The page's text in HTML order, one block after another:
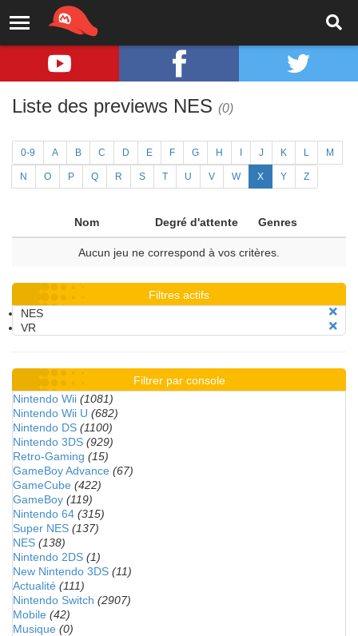
Liste des previews NES (0)
0-9 A B C D E F G H J K L M
N O P Q R S T U V W X Y Z
Nom Degré d'attente Genres
Aucun jeu ne correspond à vos critères.
Filtres actifs
NES
VR
Filtrer par console
Nintendo Wii (1081)
Nintendo Wii U (682)
Nintendo DS (1100)
Nintendo 3DS (929)
Retro-Gaming (15)
GameBoy Advance (67)
GameCube (422)
GameBoy (119)
Nintendo 64 (315)
Super NES (137)
NES (138)
Nintendo 2DS (1)
New Nintendo 3DS (11)
Actualité (111)
Nintendo Switch (2907)
Mobile (42)
Musique (0)